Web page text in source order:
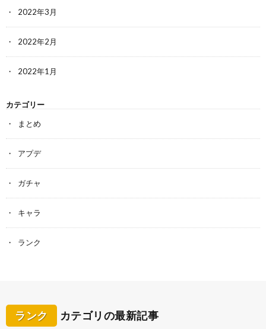
2022年3月
2022年2月
2022年1月
カテゴリー
まとめ
アプデ
ガチャ
キャラ
ランク
ランク カテゴリの最新記事